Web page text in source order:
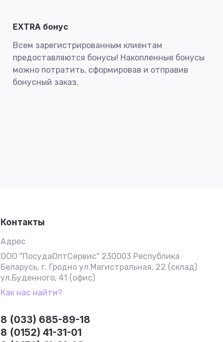
EXTRA бонус
Всем зарегистрированным клиентам
предоставляются бонусы! Накопленные бонусы
можно потратить, сформировав и отправив
бонусный заказ.
Контакты
Адрес
ООО "ПосудаОптСервис" 230003 Республика
Беларусь, г. Гродно ул.Магистральная, 22 (склад)
ул.Буденного, 41 (офис)
Как нас найти?
8 (033) 685-89-18
8 (0152) 41-31-01